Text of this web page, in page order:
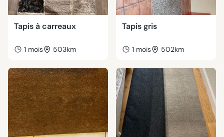
Tapis à carreaux
1 mois 503km
Tapis gris
1 mois 502km